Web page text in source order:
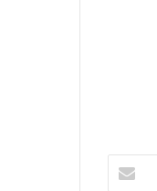
your